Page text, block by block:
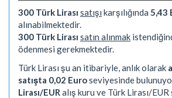
300 Türk Lirası satışı karşılığında 5,43
alınabilmektedir.
300 Türk Lirası satın alınmak
ödenmesi gerekmektedir.
Türk Lirası şu an itibariyle, anlık olarak
satışta 0,02 Euroseviyesinde
Lirası/EUR alış kuru ve Türk Lirası/EUR